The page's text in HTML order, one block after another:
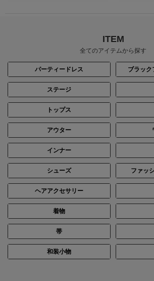
ITEM
全てのアイテムから探す
パーティードレス ブラック
ステージ
トップス
アウター
インナー
シューズ ファッ
ヘアアクセサリー
着物
帯
和装小物